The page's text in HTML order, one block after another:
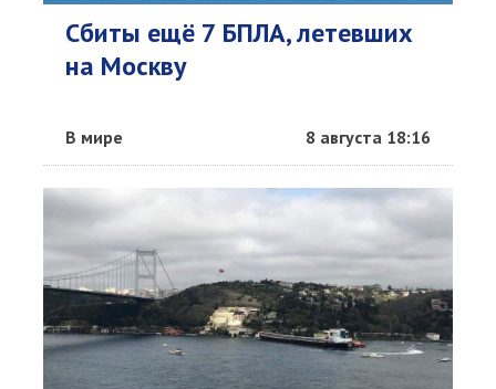
Сбиты ещё 7 БПЛА, летевших
на Москву
В мире 8 августа 18:16